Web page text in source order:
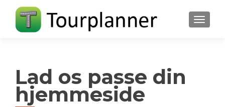
FLIP
Lad os passe din
hjemmeside